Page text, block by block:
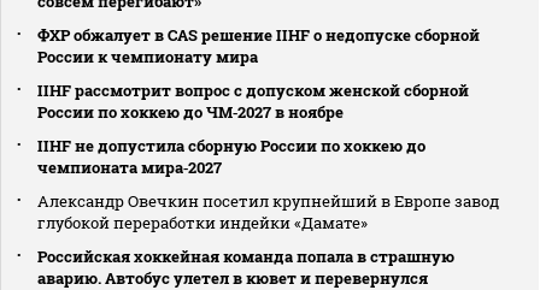
ФХР обжалует в CAS решение IIHF о недопуске сборной
России к чемпионату мира
IIHF рассмотрит вопрос с допуском женской сборной
России по хоккею до ЧМ‑2027 в ноябре
IIHF не допустила сборную России по хоккею до
чемпионата мира‑2027
Александр Овечкин посетил крупнейший в Европе завод
глубокой переработки индейки «Дамате»
Российская хоккейная команда попала в страшную
аварию. Автобус улетел в кювет и перевернулся